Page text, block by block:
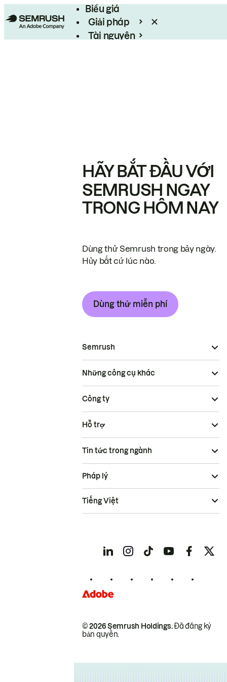
Biểu giá
Giải pháp
Tài nguyên
HÃY BẮT ĐẦU VỚI
SEMRUSH NGAY
TRONG HÔM NAY
Dùng thử Semrush trong bảy ngày.
Hủy bất cứ lúc nào.
Dùng thử miễn phí
Semrush
Những công cụ khác
Công ty
Hỗ trợ
Tin tức trong ngành
© 2026 Semrush Holdings.Đã đăng ký
bản quyền.
Pháp lý
Tiếng Việt